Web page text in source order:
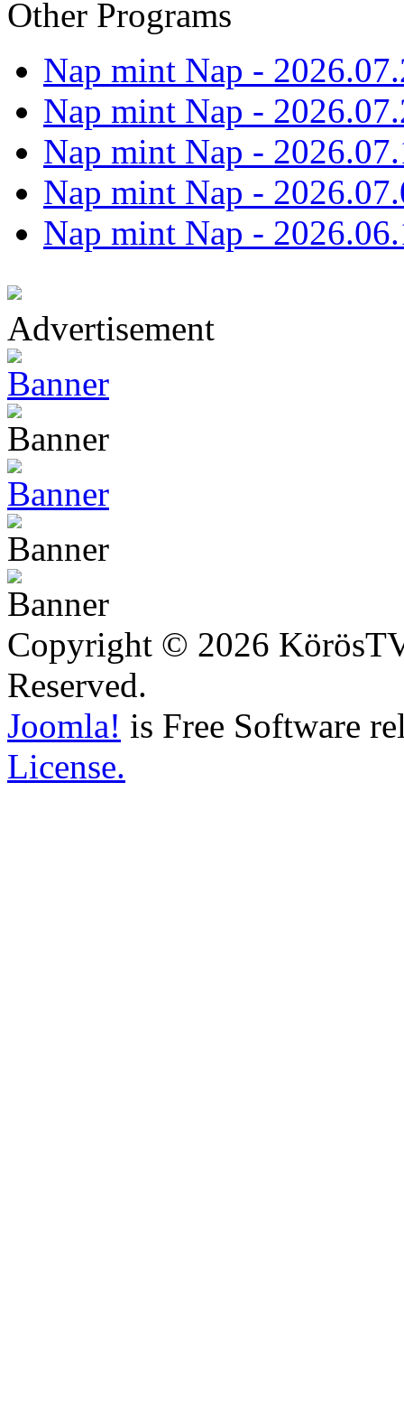
Other Programs
Nap mint Nap -
Nap mint Nap -
Nap mint Nap -
Nap mint Nap -
Nap mint Nap -
Advertisement
Copyright © 2026
Reserved.
Joomla! is Free Software
License.